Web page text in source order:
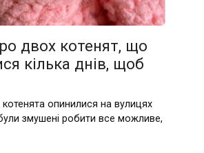
двох котенят, що
кілька днів, щоб
котенята опинилися на вулицях
змушені робити все можливе,